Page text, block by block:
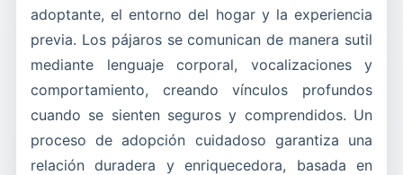
adoptante, el entorno del hogar y la experiencia
previa. Los pájaros se comunican de manera sutil
mediante lenguaje corporal, vocalizaciones y
comportamiento, creando vínculos profundos
cuando se sienten seguros y comprendidos. Un
proceso de adopción cuidadoso garantiza una
relación duradera y enriquecedora, basada en